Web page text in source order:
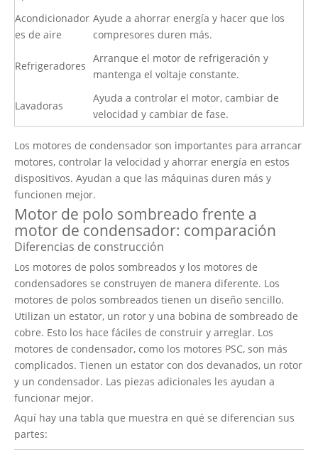
Acondicionador
es de aire
Ayude a ahorrar energía y hacer que los
compresores duren más.
Refrigeradores
Arranque el motor de refrigeración y
mantenga el voltaje constante.
Lavadoras
Ayuda a controlar el motor, cambiar de
velocidad y cambiar de fase.
Los motores de condensador son importantes para arrancar
motores, controlar la velocidad y ahorrar energía en estos
dispositivos. Ayudan a que las máquinas duren más y
funcionen mejor.
Motor de polo sombreado frente a
motor de condensador: comparación
Diferencias de construcción
Los motores de polos sombreados y los motores de
condensadores se construyen de manera diferente. Los
motores de polos sombreados tienen un diseño sencillo.
Utilizan un estator, un rotor y una bobina de sombreado de
cobre. Esto los hace fáciles de construir y arreglar. Los
motores de condensador, como los motores PSC, son más
complicados. Tienen un estator con dos devanados, un rotor
y un condensador. Las piezas adicionales les ayudan a
funcionar mejor.
Aquí hay una tabla que muestra en qué se diferencian sus
partes: